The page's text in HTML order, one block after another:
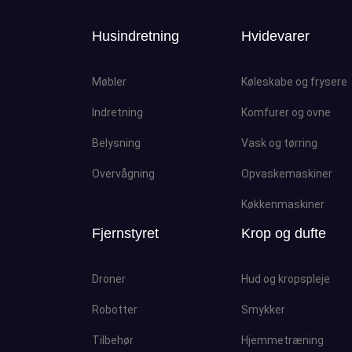
Husindretning
Møbler
Indretning
Belysning
Overvågning
Hvidevarer
Køleskabe og frysere
Komfurer og ovne
Vask og tørring
Opvaskemaskiner
Køkkenmaskiner
Fjernstyret
Droner
Robotter
Tilbehør
Krop og dufte
Hud og kropspleje
Smykker
Hjemmetræning